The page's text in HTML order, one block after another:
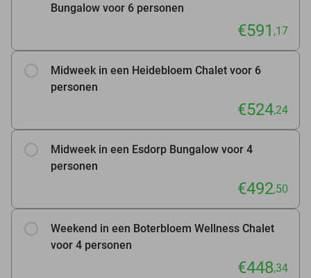
Bungalow voor 6 personen
€591 ,17
Midweek in een Heidebloem Chalet voor 6
personen
€524,24
Midweek in een Esdorp Bungalow voor 4
personen
€492,50
Weekend in een Boterbloem Wellness Chalet
voor 4 personen
€448,34